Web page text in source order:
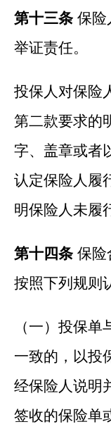
第十三条 保险
举证责任。
投保人对保险
第二款要求的
字、盖章或者
认定保险人履
明保险人未履
第十四条 保险
按照下列规则
（一）投保
一致的，以投
经保险人说明
签收的保险单